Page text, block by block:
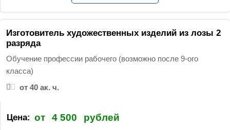
Изготовитель художественных изделий из лозы 2
разряда
Обучение профессии рабочего (возможно после 9-ого
класса)
от 40 ак. ч.
Цена: от 4 500 рублей